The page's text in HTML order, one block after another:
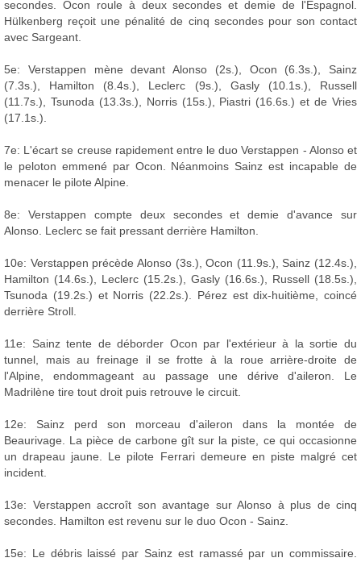
secondes. Ocon roule à deux secondes et demie de l'Espagnol.
Hülkenberg reçoit une pénalité de cinq secondes pour son contact
avec Sargeant.
5e: Verstappen mène devant Alonso (2s.), Ocon (6.3s.), Sainz
(7.3s.), Hamilton (8.4s.), Leclerc (9s.), Gasly (10.1s.), Russell
(11.7s.), Tsunoda (13.3s.), Norris (15s.), Piastri (16.6s.) et de Vries
(17.1s.).
7e: L'écart se creuse rapidement entre le duo Verstappen - Alonso et
le peloton emmené par Ocon. Néanmoins Sainz est incapable de
menacer le pilote Alpine.
8e: Verstappen compte deux secondes et demie d'avance sur
Alonso. Leclerc se fait pressant derrière Hamilton.
10e: Verstappen précède Alonso (3s.), Ocon (11.9s.), Sainz (12.4s.),
Hamilton (14.6s.), Leclerc (15.2s.), Gasly (16.6s.), Russell (18.5s.),
Tsunoda (19.2s.) et Norris (22.2s.). Pérez est dix-huitième, coincé
derrière Stroll.
11e: Sainz tente de déborder Ocon par l'extérieur à la sortie du
tunnel, mais au freinage il se frotte à la roue arrière-droite de
l'Alpine, endommageant au passage une dérive d'aileron. Le
Madrilène tire tout droit puis retrouve le circuit.
12e: Sainz perd son morceau d'aileron dans la montée de
Beaurivage. La pièce de carbone gît sur la piste, ce qui occasionne
un drapeau jaune. Le pilote Ferrari demeure en piste malgré cet
incident.
13e: Verstappen accroît son avantage sur Alonso à plus de cinq
secondes. Hamilton est revenu sur le duo Ocon - Sainz.
15e: Le débris laissé par Sainz est ramassé par un commissaire.